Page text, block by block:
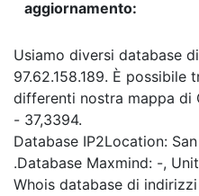
Usiamo diversi database
97.62.158.189. È possibile
differenti nostra mappa di
- 37,3394.
Database IP2Location:
.Database Maxmind: -,
Whois database di indirizzi